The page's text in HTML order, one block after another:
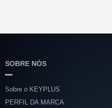
SOBRE NÓS
Sobre o KEYPLUS
PERFIL DA MARCA